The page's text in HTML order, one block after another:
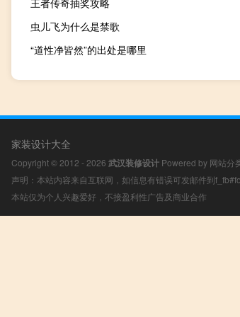
王者传奇抽奖攻略
虫儿飞为什么是禁歌
“道性净皆然”的出处是哪里
家装设计大全
Copyright © 2012 - 2026 武汉装修设计 Powered by 网站分
声明：本站内容来自互联网，如信息有错误可发邮件到
本站仅为个人兴趣爱好，不接盈利性广告及商业合作